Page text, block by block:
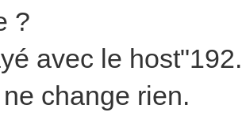
?
avec le
change rien.